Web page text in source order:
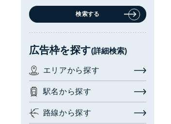
サイト内検索
閉じる
広告枠を探す (簡易検索)
このサイトの使い方
お問い合わせ・相談
検索する
広告枠を探す(詳細検索)
エリアから探す
駅名から探す
路線から探す